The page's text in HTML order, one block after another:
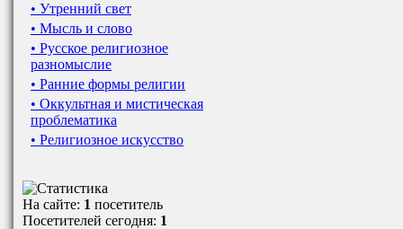
• Утренний свет
• Мысль и слово
• Русское религиозное
разномыслие
• Ранние формы религии
• Оккультная и мистическая
проблематика
• Религиозное искусство
На сайте: 1 посетитель
Посетителей сегодня: 1